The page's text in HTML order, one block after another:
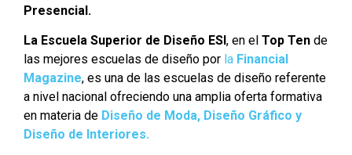
Presencial.
La Escuela Superior de Diseño ESI, en el Top Ten de
las mejores escuelas de diseño por la Financial
Magazine, es una de las escuelas de diseño referente
a nivel nacional ofreciendo una amplia oferta formativa
en materia de Diseño de Moda, Diseño Gráfico y
Diseño de Interiores.